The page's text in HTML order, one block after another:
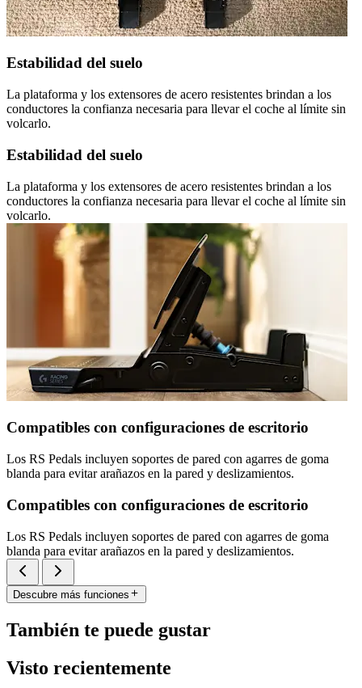
Estabilidad del suelo
La plataforma y los extensores de acero resistentes brindan a los
conductores la confianza necesaria para llevar el coche al límite sin
volcarlo.
Estabilidad del suelo
La plataforma y los extensores de acero resistentes brindan a los
conductores la confianza necesaria para llevar el coche al límite sin
volcarlo.
Compatibles con configuraciones de escritorio
Los RS Pedals incluyen soportes de pared con agarres de goma
blanda para evitar arañazos en la pared y deslizamientos.
Compatibles con configuraciones de escritorio
Los RS Pedals incluyen soportes de pared con agarres de goma
blanda para evitar arañazos en la pared y deslizamientos.
Descubre más funciones
También te puede gustar
Visto recientemente